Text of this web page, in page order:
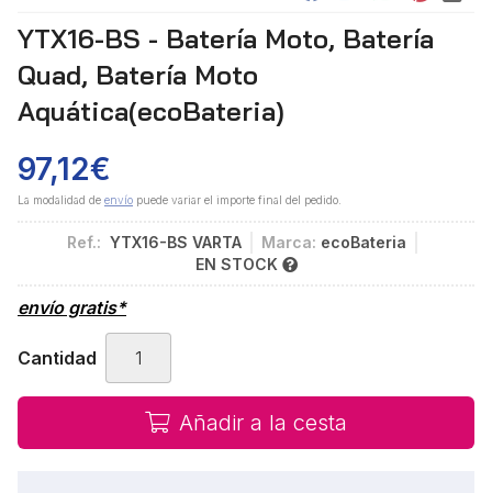
YTX16-BS - Batería Moto, Batería
Quad, Batería Moto
Aquática(ecoBateria)
97,12€
La modalidad de envío puede variar el importe final del pedido.
Ref.: YTX16-BS VARTA Marca: ecoBateria
EN STOCK
envío gratis*
Cantidad
Añadir a la cesta